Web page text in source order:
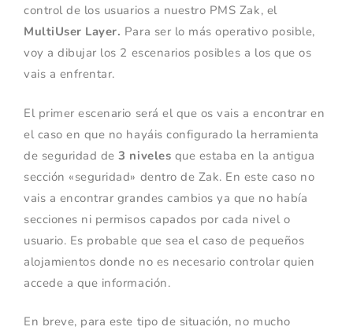
control de los usuarios a nuestro PMS Zak, el
MultiUser Layer. Para ser lo más operativo posible,
voy a dibujar los 2 escenarios posibles a los que os
vais a enfrentar.
El primer escenario será el que os vais a encontrar en
el caso en que no hayáis configurado la herramienta
de seguridad de3 niveles que estaba en la antigua
sección «seguridad» dentro de Zak. En este caso no
vais a encontrar grandes cambios ya que no había
secciones ni permisos capados por cada nivel o
usuario. Es probable que sea el caso de pequeños
alojamientos donde no es necesario controlar quien
accede a que información.
En breve, para este tipo de situación, no mucho